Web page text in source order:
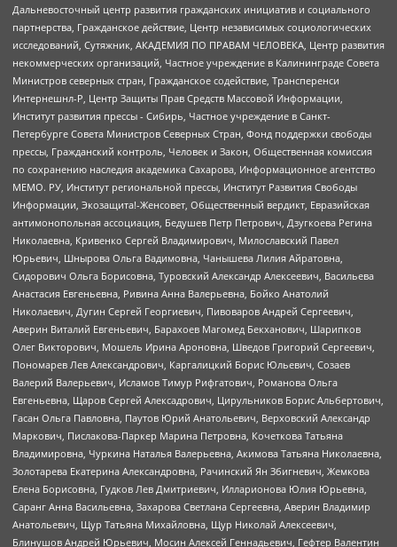
Дальневосточный центр развития гражданских инициатив и социального
партнерства, Гражданское действие, Центр независимых социологических
исследований, Сутяжник, АКАДЕМИЯ ПО ПРАВАМ ЧЕЛОВЕКА, Центр развития
некоммерческих организаций, Частное учреждение в Калининграде Совета
Министров северных стран, Гражданское содействие, Трансперенси
Интернешнл-Р, Центр Защиты Прав Средств Массовой Информации,
Институт развития прессы - Сибирь, Частное учреждение в Санкт-
Петербурге Совета Министров Северных Стран, Фонд поддержки свободы
прессы, Гражданский контроль, Человек и Закон, Общественная комиссия
по сохранению наследия академика Сахарова, Информационное агентство
МЕМО. РУ, Институт региональной прессы, Институт Развития Свободы
Информации, Экозащита!-Женсовет, Общественный вердикт, Евразийская
антимонопольная ассоциация, Бедушев Петр Петрович, Дзугкоева Регина
Николаевна, Кривенко Сергей Владимирович, Милославский Павел
Юрьевич, Шнырова Ольга Вадимовна, Чанышева Лилия Айратовна,
Сидорович Ольга Борисовна, Туровский Александр Алексеевич, Васильева
Анастасия Евгеньевна, Ривина Анна Валерьевна, Бойко Анатолий
Николаевич, Дугин Сергей Георгиевич, Пивоваров Андрей Сергеевич,
Аверин Виталий Евгеньевич, Барахоев Магомед Бекханович, Шарипков
Олег Викторович, Мошель Ирина Ароновна, Шведов Григорий Сергеевич,
Пономарев Лев Александрович, Каргалицкий Борис Юльевич, Созаев
Валерий Валерьевич, Исламов Тимур Рифгатович, Романова Ольга
Евгеньевна, Щаров Сергей Алексадрович, Цирульников Борис Альбертович,
Гасан Ольга Павловна, Паутов Юрий Анатольевич, Верховский Александр
Маркович, Пислакова-Паркер Марина Петровна, Кочеткова Татьяна
Владимировна, Чуркина Наталья Валерьевна, Акимова Татьяна Николаевна,
Золотарева Екатерина Александровна, Рачинский Ян Збигневич, Жемкова
Елена Борисовна, Гудков Лев Дмитриевич, Илларионова Юлия Юрьевна,
Саранг Анна Васильевна, Захарова Светлана Сергеевна, Аверин Владимир
Анатольевич, Щур Татьяна Михайловна, Щур Николай Алексеевич,
Блинушов Андрей Юрьевич, Мосин Алексей Геннадьевич, Гефтер Валентин